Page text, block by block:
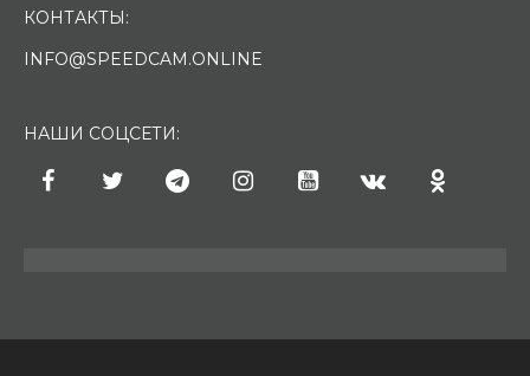
КОНТАКТЫ:
INFO@SPEEDCAM.ONLINE
НАШИ СОЦСЕТИ: